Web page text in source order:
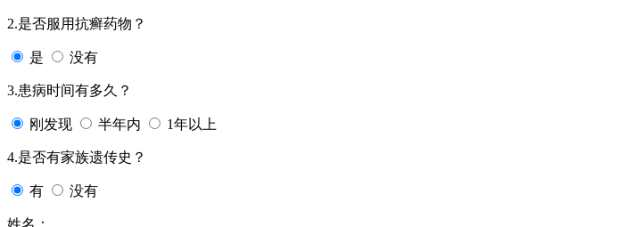
2.是否服用抗癣药物？
是 没有
3.患病时间有多久？
刚发现 半年内 1年以上
4.是否有家族遗传史？
有 没有